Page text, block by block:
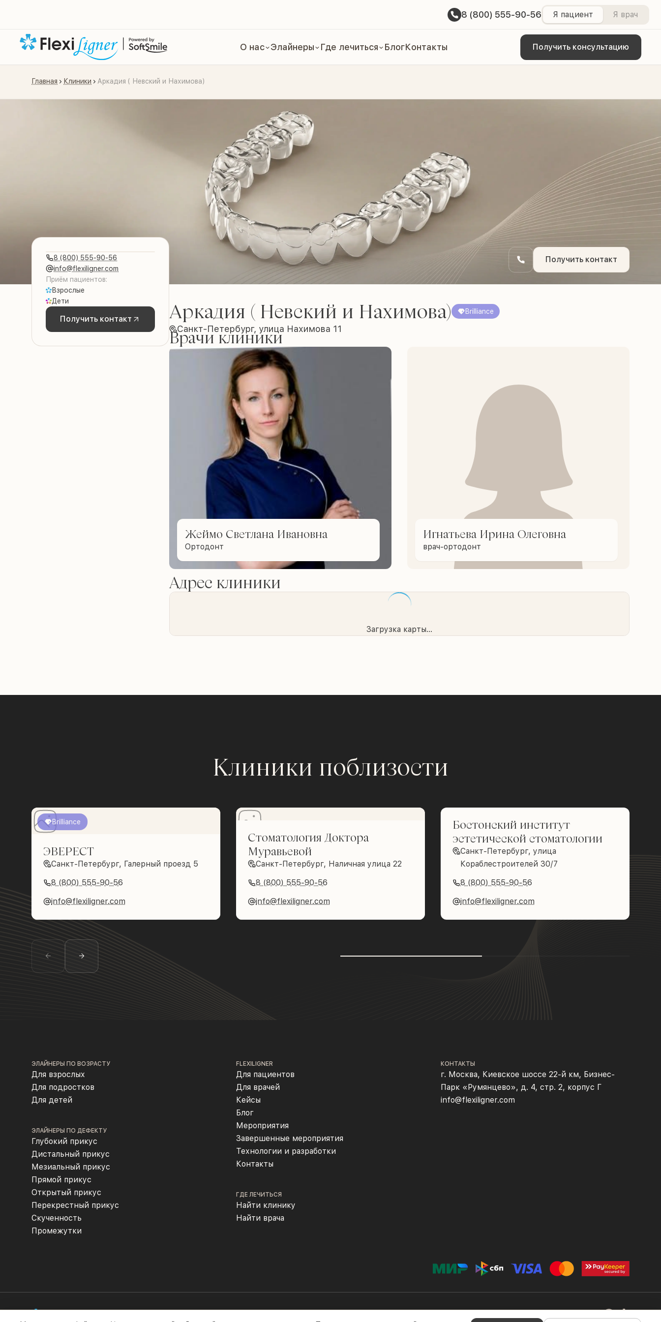
8 (800) 555-90-56 Я пациент Я врач
О нас Элайнеры Где лечиться БлогКонтакты Получить консультацию
Главная Клиники Аркадия ( Невский и Нахимова)
Получить контакт
8 (800) 555-90-56
info@flexiligner.com
Приём пациентов:
Взрослые
Дети
Получить контакт Аркадия ( Невский и Нахимова) Brilliance
Санкт-Петербург, улица Нахимова 11
Врачи клиники
Жеймо Светлана Ивановна
Ортодонт
Игнатьева Ирина Олеговна
врач-ортодонт
Адрес клиники
Загрузка карты...
Клиники поблизости
Brilliance
ЭВЕРЕСТ
Санкт-Петербург, Галерный проезд 5
8 (800) 555-90-56
info@flexiligner.com
Стоматология Доктора
Муравьевой
Санкт-Петербург, Наличная улица 22
8 (800) 555-90-56
info@flexiligner.com
Бостонский институт
эстетической стоматологии
Санкт-Петербург, улица
Кораблестроителей 30/7
8 (800) 555-90-56
info@flexiligner.com
ЭЛАЙНЕРЫ ПО ВОЗРАСТУ
Для взрослых
Для подростков
Для детей
ЭЛАЙНЕРЫ ПО ДЕФЕКТУ
Глубокий прикус
Дистальный прикус
Мезиальный прикус
Прямой прикус
Открытый прикус
Перекрестный прикус
Скученность
Промежутки
FLEXILIGNER
Для пациентов
Для врачей
Кейсы
Блог
Мероприятия
Завершенные мероприятия
Технологии и разработки
Контакты
ГДЕ ЛЕЧИТЬСЯ
Найти клинику
Найти врача
КОНТАКТЫ
г. Москва, Киевское шоссе 22-й км, Бизнес-
Парк «Румянцево», д. 4, стр. 2, корпус Г
info@flexiligner.com